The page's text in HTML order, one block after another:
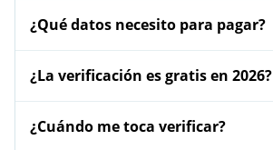
¿Qué datos necesito para pagar?
¿La verificación es gratis en 2026?
¿Cuándo me toca verificar?